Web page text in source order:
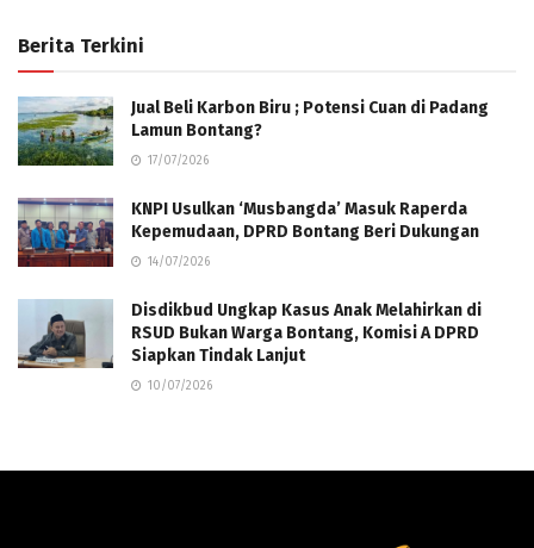
Berita Terkini
Jual Beli Karbon Biru ; Potensi Cuan di Padang
Lamun Bontang?
17/07/2026
KNPI Usulkan ‘Musbangda’ Masuk Raperda
Kepemudaan, DPRD Bontang Beri Dukungan
14/07/2026
Disdikbud Ungkap Kasus Anak Melahirkan di
RSUD Bukan Warga Bontang, Komisi A DPRD
Siapkan Tindak Lanjut
10/07/2026